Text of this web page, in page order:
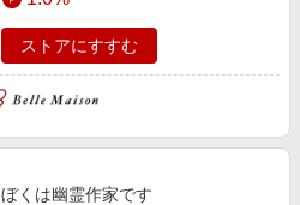
ストアにすすむ
ぼくは幽霊作家です